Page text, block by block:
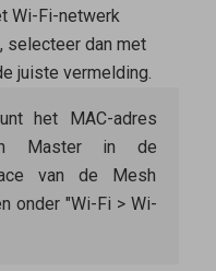
Wi-Fi-netwerk
selecteer dan met
juiste vermelding.
het MAC-adres
Masterin de
van de Mesh
onder "Wi-Fi > Wi-